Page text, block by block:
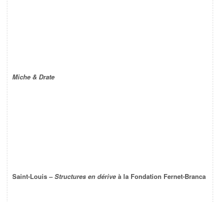
Miche & Drate
Saint-Louis –Structures en dérive à la Fondation Fernet-Branca